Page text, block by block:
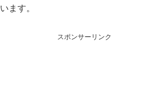
ます。
スポンサーリンク